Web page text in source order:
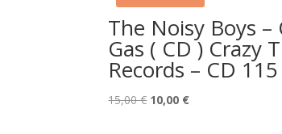
The Noisy Boys
Gas ( CD ) Crazy
Records – CD 115
15,00€ Le
10,00 €Le